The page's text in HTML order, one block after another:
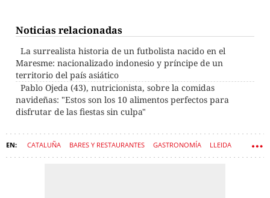
Noticias relacionadas
La surrealista historia de un futbolista nacido en el
Maresme: nacionalizado indonesio y príncipe de un
territorio del país asiático
Pablo Ojeda (43), nutricionista, sobre la comidas
navideñas: "Estos son los 10 alimentos perfectos para
disfrutar de las fiestas sin culpa"
CATALUÑA BARES Y RESTAURANTES GASTRONOMÍA LLEIDA